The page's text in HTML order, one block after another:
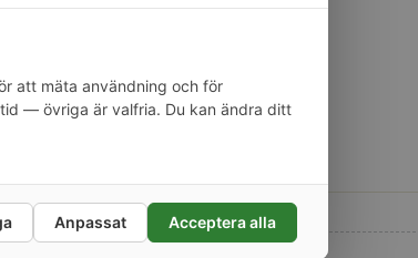
att mäta användning och för
— övriga är valfria. Du kan ändra ditt
Anpassat Acceptera alla